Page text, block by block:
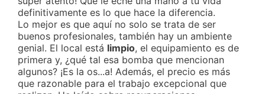
definitivamente es lo que hace la diferencia.
Lo mejor es que aquí no solo se trata de ser
buenos profesionales, también hay un ambiente
genial. El local está limpio, el equipamiento es de
primera y, ¿qué tal esa bomba que mencionan
algunos? ¡Es la os...a! Además, el precio es más
que razonable para el trabajo excepcional que